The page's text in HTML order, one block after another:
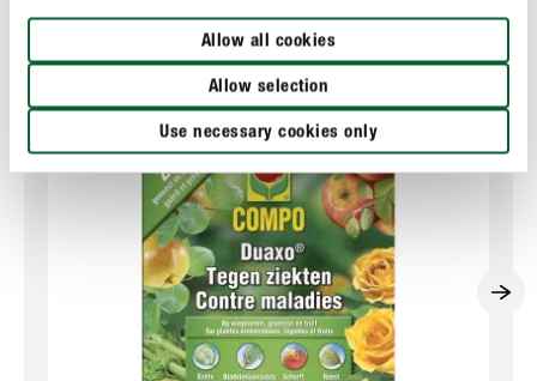
Allow all cookies
Allow selection
Use necessary cookies only